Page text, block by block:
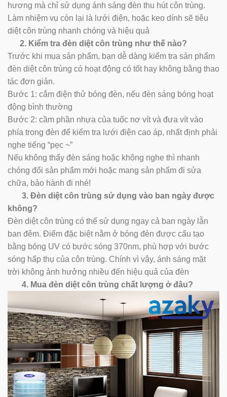
hương mà chỉ sử dụng ánh sáng đèn thu hút côn trùng.
Làm nhiệm vụ còn lại là lưới điện, hoặc keo dính sẽ tiêu
diệt côn trùng nhanh chóng và hiệu quả
2. Kiểm tra đèn diệt côn trùng như thế nào?
Trước khi mua sản phẩm, bạn dễ dàng kiểm tra sản phẩm
đèn diệt côn trùng có hoạt động có tốt hay không bằng thao
tác đơn giản.
Bước 1: cắm điện thử bóng đèn, nếu đèn sáng bóng hoạt
động bình thường
Bước 2: cầm phần nhựa của tuốc nơ vít và đưa vít vào
phía trong đèn để kiểm tra lưới điện cao áp, nhất định phải
nghe tiếng “pẹc ~”
Nếu không thấy đèn sáng hoặc không nghe thì nhanh
chóng đổi sản phẩm mới hoặc mang sản phẩm đi sửa
chữa, bảo hành đi nhé!
3. Đèn diệt côn trùng sử dụng vào ban ngày được
không?
Đèn diệt côn trùng có thể sử dụng ngay cả ban ngày lẫn
ban đêm. Điểm đặc biệt nằm ở bóng đèn được cấu tạo
bằng bóng UV có bước sóng 370nm, phù hợp với bước
sóng hấp thụ của côn trùng. Chính vì vậy, ánh sáng mặt
trời không ảnh hưởng nhiều đến hiệu quả của đèn
4. Mua đèn diệt côn trùng chất lượng ở đâu?